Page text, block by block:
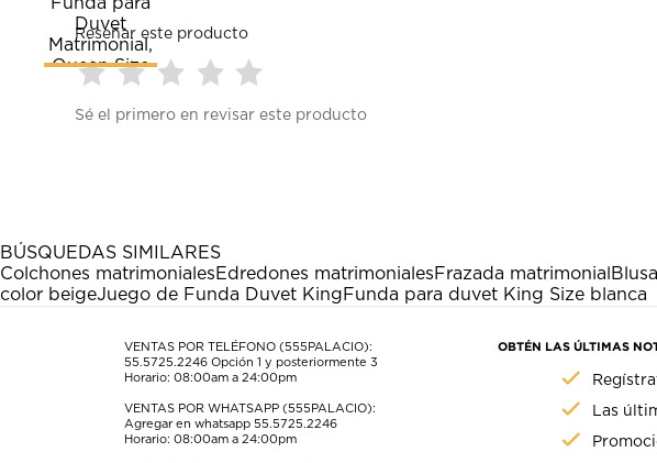
Reseñar este producto
para
estrella
Esta
acción
abrirá
formulario
para
estrellas.
Esta
acción
abrirá
formulario
de
para
estrellas.
Esta
acción
abrirá
formulario
de
para
estrellas.
Esta
acción
abrirá
formulario
de
para
Esta
acción
abrirá
formulario
de
envío.
Sé el primero en revisar este producto
BÚSQUEDAS SIMILARES
Colchones matrimonialesEdredones matrimonialesFrazada matrimonial
color beigeJuego de Funda Duvet KingFunda para duvet King Size blanca
VENTAS POR TELÉFONO (555PALACIO):
55.5725.2246 Opción 1 y posteriormente 3
Horario: 08:00am a 24:00pm
VENTAS POR WHATSAPP (555PALACIO):
Agregar en whatsapp 55.5725.2246
Horario: 08:00am a 24:00pm
OBTÉN LAS ÚLTIMAS
Las